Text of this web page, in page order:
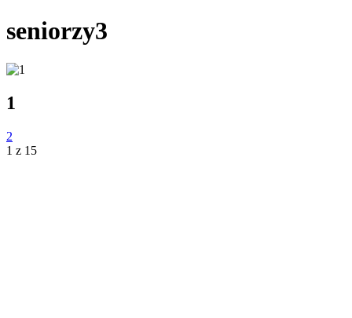
seniorzy3
1
2
1 z 15